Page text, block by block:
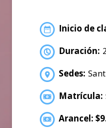
Inicio de
Duración:
Sedes:
Matrícula:
Arancel: